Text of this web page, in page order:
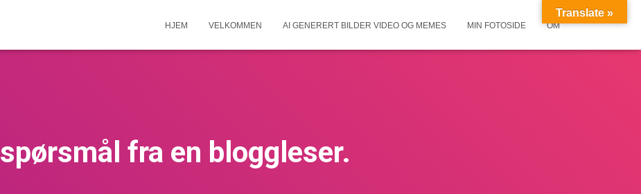
HJEM VELKOMMEN AI GENERERT BILDER VIDEO OG MEMES MIN FOTOSIDE OM
spørsmål fra en bloggleser.
Translate »